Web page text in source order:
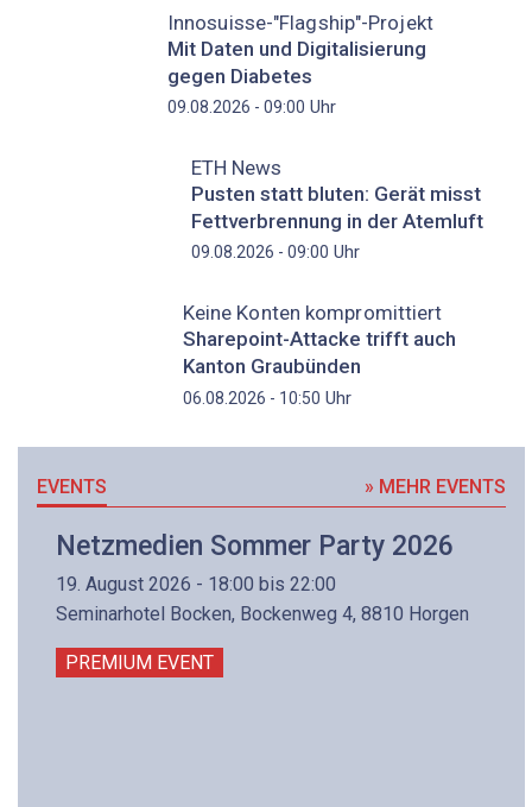
Innosuisse-"Flagship"-Projekt
Mit Daten und Digitalisierung
gegen Diabetes
09.08.2026 - 09:00 Uhr
ETH News
Pusten statt bluten: Gerät misst
Fettverbrennung in der Atemluft
09.08.2026 - 09:00 Uhr
Keine Konten kompromittiert
Sharepoint-Attacke trifft auch
Kanton Graubünden
06.08.2026 - 10:50 Uhr
EVENTS » MEHR EVENTS
Netzmedien Sommer Party 2026
19. August 2026 - 18:00 bis 22:00
Seminarhotel Bocken, Bockenweg 4, 8810 Horgen
PREMIUM EVENT